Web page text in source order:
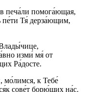
печа́ли помога́ющая,
пе́ти Тя́ дерза́ющим,
изми́ мя́ от
Ра́досте.
мо́лимся, к Тебе́
сове́т борю́щих на́с.